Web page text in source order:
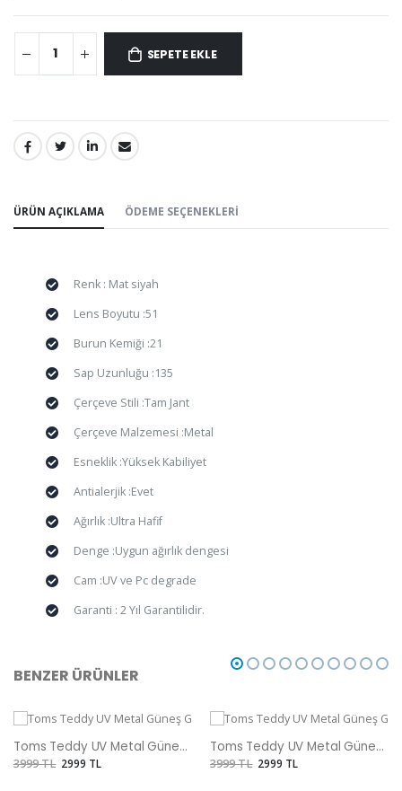
SEPETE EKLE
PAYLAŞ:
ÜRÜN AÇIKLAMA ÖDEME SEÇENEKLERI
Renk : Mat siyah
Lens Boyutu :51
Burun Kemiği :21
Sap Uzunluğu :135
Çerçeve Stili :Tam Jant
Çerçeve Malzemesi :Metal
Esneklik :Yüksek Kabiliyet
Antialerjik :Evet
Ağırlık :Ultra Hafif
Denge :Uygun ağırlık dengesi
Cam :UV ve Pc degrade
Garanti : 2 Yıl Garantilidir.
BENZER ÜRÜNLER
Toms Teddy UV Metal Güneş Gözlüğü
3999 TL 2999 TL
Toms Teddy UV Metal Güneş Gözlüğü
3999 TL 2999 TL